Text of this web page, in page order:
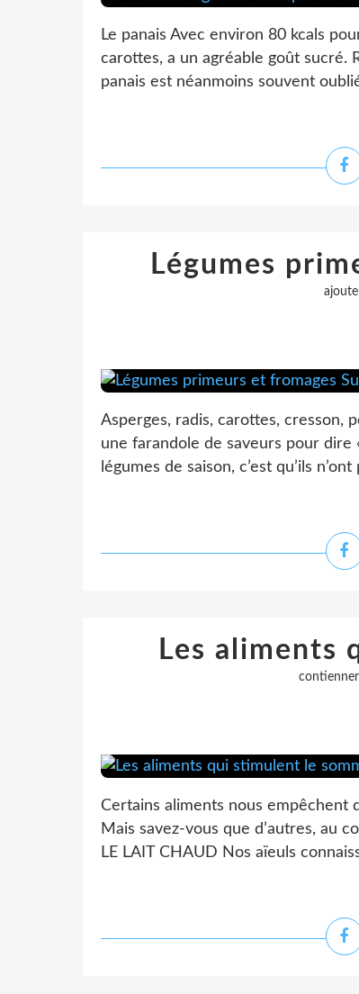
Le panais Avec environ 80 kcals
carottes, a un agréable goût sucré.
panais est néanmoins souvent
Légumes
Asperges, radis, carottes, cresson,
une farandole de saveurs pour dire
légumes de saison, c’est qu’ils
Les aliments
Certains aliments nous empêchent
Mais savez-vous que d’autres, au
LE LAIT CHAUD Nos aïeuls